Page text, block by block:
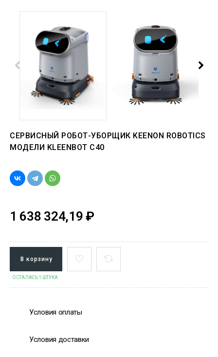
СЕРВИСНЫЙ РОБОТ-УБОРЩИК KEENON ROBOTICS
МОДЕЛИ KLEENBOT C40
1 638 324,19 ₽
В корзину
ОСТАЛАСЬ 1 ШТУКА
Условия оплаты
Условия доставки